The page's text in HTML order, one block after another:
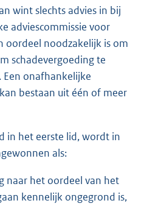
wint slechts advies in bij
adviescommissie voor
oordeel noodzakelijk is om
schadevergoeding te
Een onafhankelijke
bestaan uit één of meer
in het eerste lid, wordt in
als:
naar het oordeel van het
kennelijk ongegrond is,